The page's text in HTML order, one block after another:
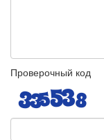
Проверочный код